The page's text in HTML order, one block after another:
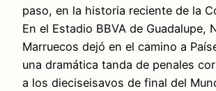
paso, en la historia reciente de la
En el Estadio BBVA de Guadalupe,
Marruecos dejó en el camino a
una dramática tanda de penales
a los dieciseisavos de final del